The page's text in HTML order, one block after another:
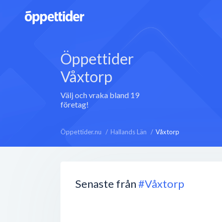
Öppettider
Våxtorp
Välj och vraka bland 19
företag!
Öppettider.nu Hallands Län Våxtorp
Senaste från#Våxtorp